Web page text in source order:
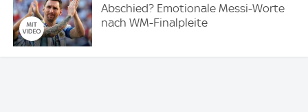
Abschied? Emotionale Messi-Worte
nach WM-Finalpleite